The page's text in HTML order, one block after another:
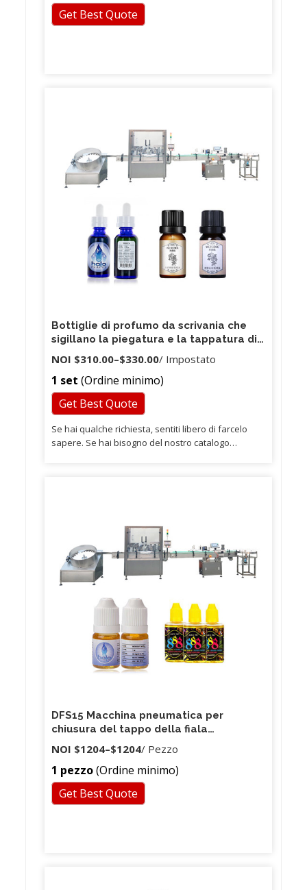
Get Best Quote
Bottiglie di profumo da scrivania che
sigillano la piegatura e la tappatura di
fiale di profumo
NOI $310.00–$330.00/ Impostato
1 set (Ordine minimo)
Get Best Quote
Se hai qualche richiesta, sentiti libero di farcelo
sapere. Se hai bisogno del nostro catalogo
DFS15 Macchina pneumatica per
chiusura del tappo della fiala
Tappatrice per bottiglie Macchina per
sigillare la fiala a induzione
elettromagnetica M5L/min 0.4 Kpa
15/18/22mm
NOI $1204–$1204/ Pezzo
1 pezzo(Ordine minimo)
Get Best Quote